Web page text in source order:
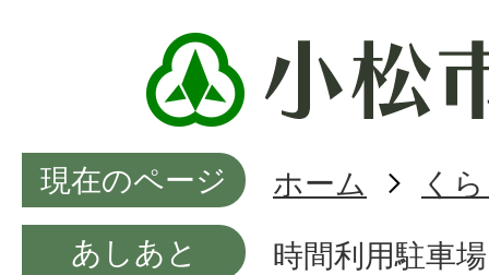
現在のページ ホーム
く
あしあと
時間利用駐車